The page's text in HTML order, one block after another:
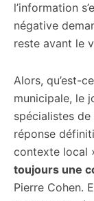
l’information
négative
reste avant le
Alors, qu’est-
municipale, le
spécialistes
réponse
contexte local
toujours une
Pierre Cohen.